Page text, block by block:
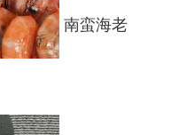
南蛮海老⁡